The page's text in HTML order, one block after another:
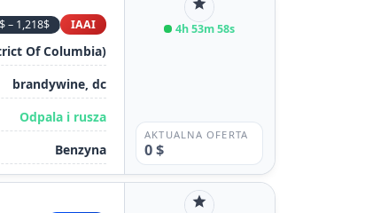
– 1,218$ IAAI
Of Columbia)
brandywine, dc
Odpala i rusza
Benzyna
star
4h 53m 58s
AKTUALNA OFERTA
0 $
star